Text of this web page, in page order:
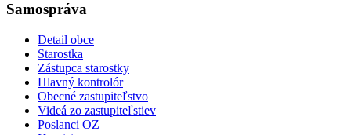
Samospráva
Detail obce
Starostka
Zástupca starostky
Hlavný kontrolór
Obecné zastupiteľstvo
Videá zo zastupiteľstiev
Poslanci OZ